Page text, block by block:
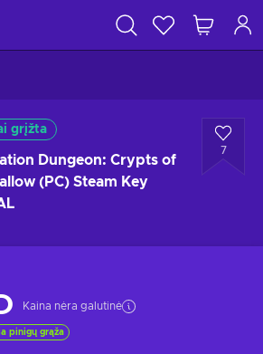
grįžta
Dungeon: Crypts of
(PC) Steam Key
7
Kaina nėra galutinė
pinigų grąža